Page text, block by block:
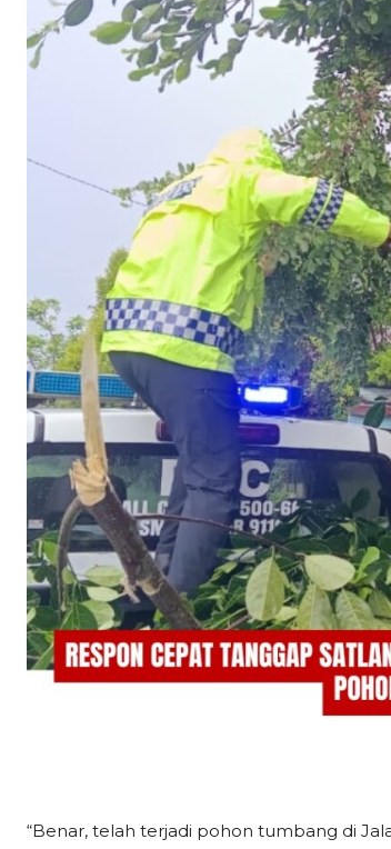
“Benar, telah terjadi pohon tumbang di